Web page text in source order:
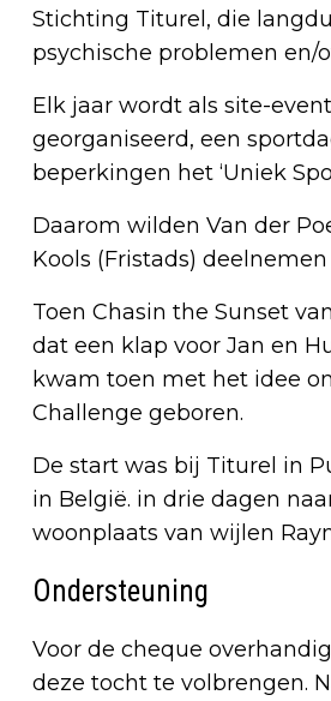
Stichting Titurel, die
psychische problemen en/
Elk jaar wordt als site-
georganiseerd, een
beperkingen het ‘Uniek
Daarom wilden Van der
Kools (Fristads) deelnemen
Toen Chasin the Sunset
dat een klap voor Jan en
kwam toen met het idee
Challenge geboren.
De start was bij Titurel in
in België. in drie dagen
woonplaats van wijlen
Ondersteuning
Voor de cheque
deze tocht te volbrengen.